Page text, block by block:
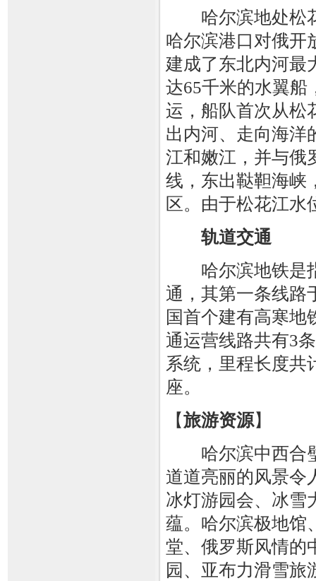
哈尔滨地处松花
哈尔滨港口对俄开
建成了东北内河最
达65千米的水翼船
运，船队首次从松
出内河、走向海洋
江和嫩江，并与俄
线，东出鞑靼海峡
区。由于松花江水
轨道交通
哈尔滨地铁是指
通，其第一条线路
国首个建有高寒地
通运营线路共有3
系统，里程长度共
座。
【旅游资源】
哈尔滨中西合璧
道道亮丽的风景令
冰灯游园会、冰雪
蕴。哈尔滨极地馆
堂、俄罗斯风情的
园、亚布力滑雪旅